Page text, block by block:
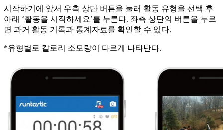
시작하기에 앞서 우측 상단 버튼을 눌러 활동 유형을 선택 후
아래 ‘활동을 시작하세요’를 누른다. 좌측 상단의 버튼을 누르
면 과거 활동 기록과 통계자료를 확인할 수 있다.
*유형별로 칼로리 소모량이 다르게 나타난다.